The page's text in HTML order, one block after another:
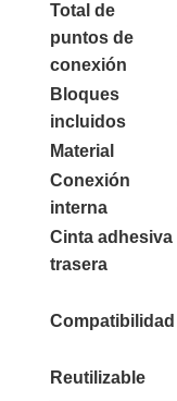
Total de
puntos de
conexión
Bloques
incluidos
Material
Conexión
interna
Cinta adhesiva
trasera
Compatibilidad
Reutilizable